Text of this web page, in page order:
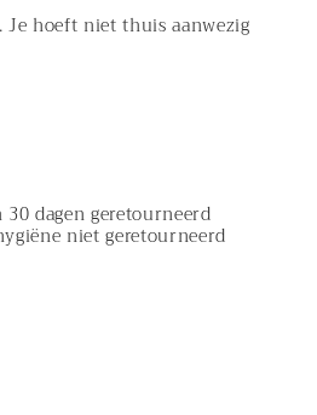
hoeft niet thuis aanwezig
dagen geretourneerd
niet geretourneerd